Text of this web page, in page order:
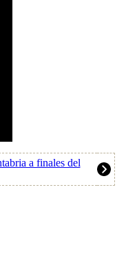
a finales del